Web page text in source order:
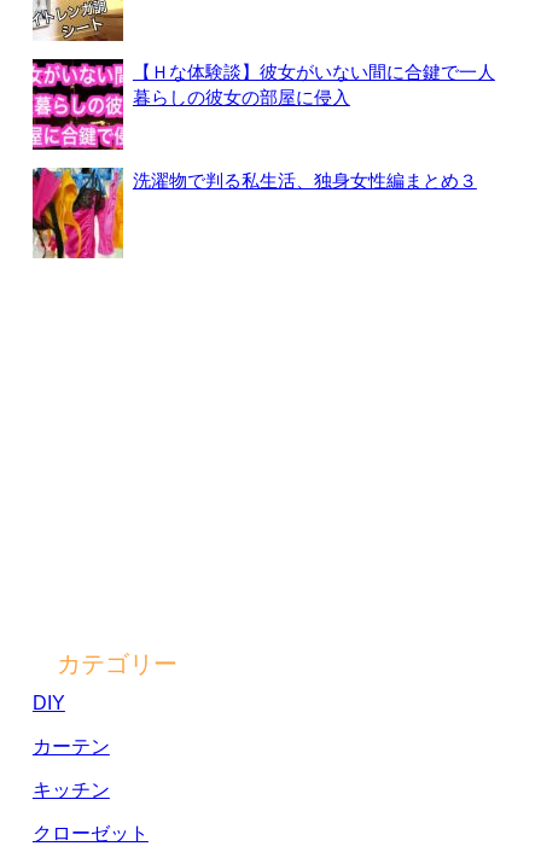
【Ｈな体験談】彼女がいない間に合鍵で一人
暮らしの彼女の部屋に侵入
洗濯物で判る私生活、独身女性編まとめ３
カテゴリー
DIY
カーテン
キッチン
クローゼット